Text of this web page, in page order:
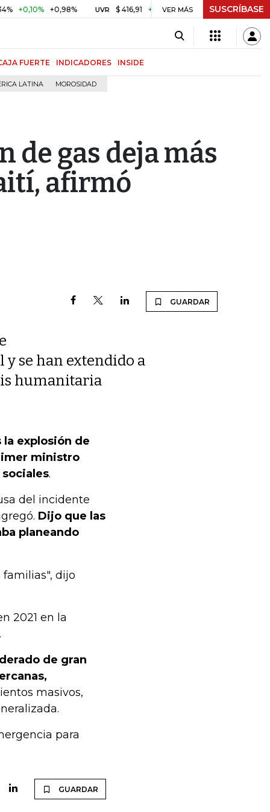
+0,98% UVR $ 416,91 +$ 0,05 +0,01% BITCOIN US$
VER MÁS SUSCRÍBASE
FUERTE INDICADORES INSIDE
LATINA MOROSIDAD
de gas deja más
afirmó
GUARDAR
y se han extendido a
humanitaria
la explosión de
ministro
.
del incidente
Dijo que las
planeando
familias", dijo
2021 en la
de gran
masivos,
para
GUARDAR